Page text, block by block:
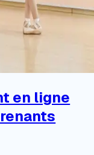
en ligne